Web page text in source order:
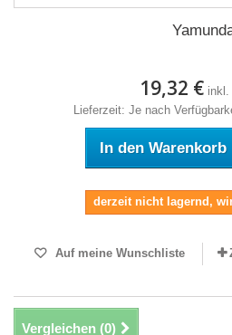
19,32 € inkl.
Lieferzeit: Je nach
In den Warenkorb
derzeit nicht lagernd,
Auf meine Wunschliste
Vergleichen (0)